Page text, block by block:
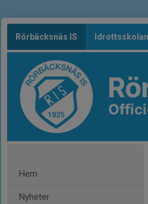
Rörbäcksnäs IS Idrottsskolan
Hem
Nyheter